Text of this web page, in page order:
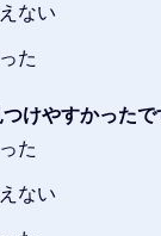
ない
た
けやすかったで
た
ない